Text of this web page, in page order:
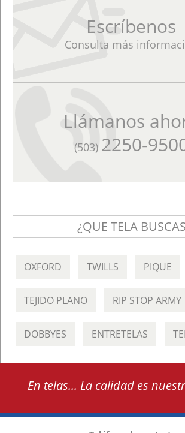
Escríbenos
Consulta más
Llámanos
(503) 2250-
¿QUE TELA
OXFORD TWILLS PIQUE
TEJIDO PLANO RIP STOP ARMY
DOBBYES ENTRETELAS
En telas... La calidad es